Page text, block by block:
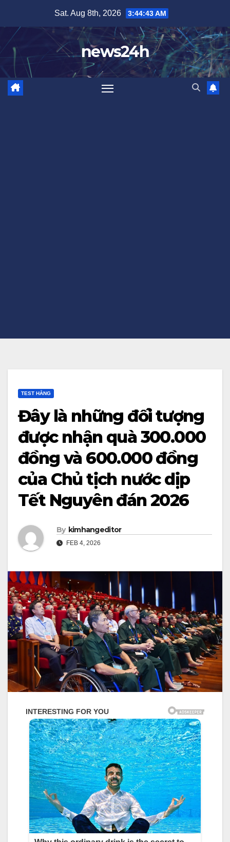
content
Sat. Aug 8th, 2026 3:44:46 AM
news24h
TEST HẰNG
Đây là những đối tượng
được nhận quà 300.000
đồng và 600.000 đồng
của Chủ tịch nước dịp
Tết Nguyên đán 2026
By kimhangeditor
FEB 4, 2026